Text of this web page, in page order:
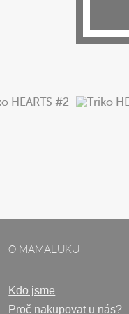
O MAMALUKU
Kdo jsme
Proč nakupovat u nás?